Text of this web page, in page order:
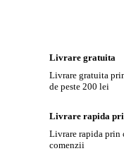
Livrare gratuita
Livrare gratuita
de peste 200 lei
Livrare rapida
Livrare rapida prin
comenzii